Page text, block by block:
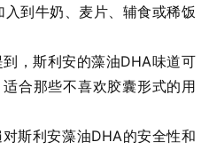
到牛奶、麦片、辅食或稀饭
，斯利安的藻油DHA味道可
合那些不喜欢胶囊形式的用
斯利安藻油DHA的安全性和